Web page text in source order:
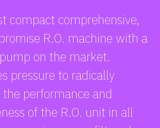
compact comprehensive,
R.O. machine with a
on the market.
pressure to radically
performance and
of the R.O. unit in all